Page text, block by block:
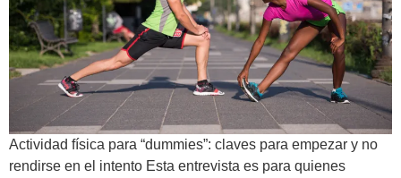
Actividad física para “dummies”: claves para empezar y no
rendirse en el intento Esta entrevista es para quienes